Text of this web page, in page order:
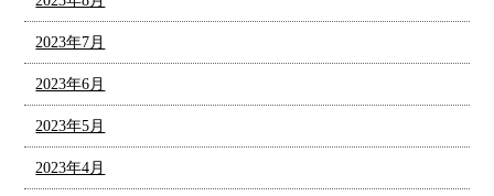
2023年7月
2023年6月
2023年5月
2023年4月